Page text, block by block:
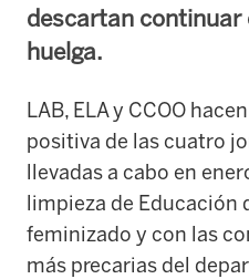
descartan continuar
huelga.
LAB, ELA y CCOO
positiva de las cuatro
llevadas a cabo en
limpieza de Educación
feminizado y con las
más precarias del